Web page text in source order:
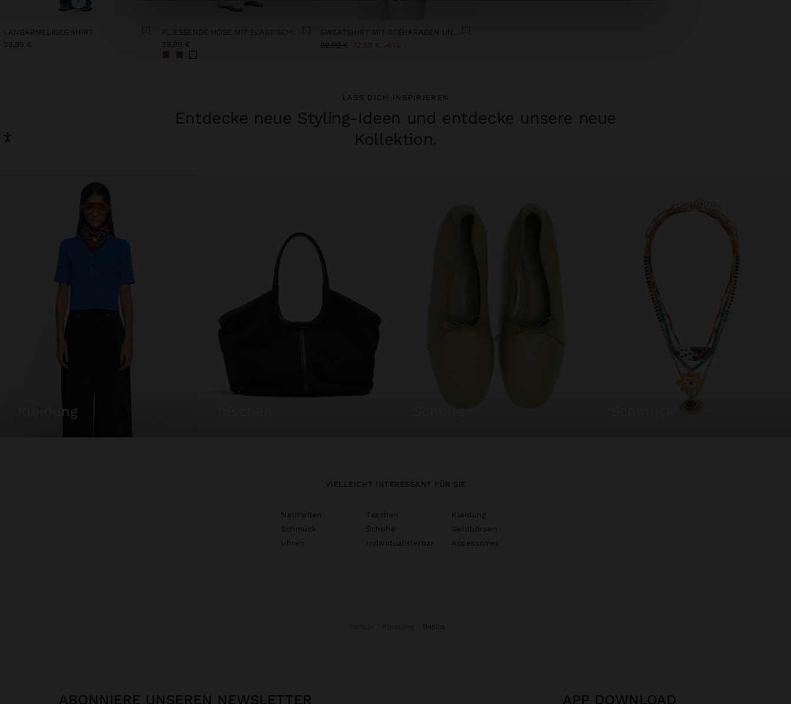
LANGÄRMELIGES SHIRT
29,99 €
FLIESSENDE HOSE MIT ELASTISCHEM BUND
39,99 €
SWEATSHIRT MIT STEHKRAGEN UND WEICHEM GRIFF
32,99 € 12,99 € 61%
LASS DICH INSPIRIEREN
Entdecke neue Styling-Ideen und entdecke unsere neue
Kollektion.
kleidung
VIELLEICHT INTERESSANT FÜR SIE
Neuheiten Taschen
Kleidung
Schmuck
Schuhe
Geldbörsen
Uhren
Individualisierbar Accessoires
basics
ABONNIERE UNSEREN NEWSLETTER APP DOWNLOAD